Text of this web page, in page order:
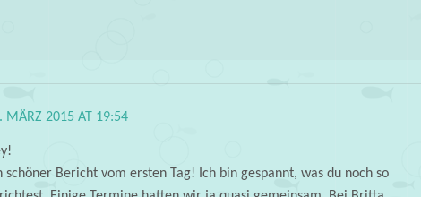
MÄRZ 2015 AT 19:54
schöner Bericht vom ersten Tag! Ich bin gespannt, was du noch so